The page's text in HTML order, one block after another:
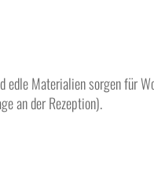
Materialien sorgen für
an der Rezeption).